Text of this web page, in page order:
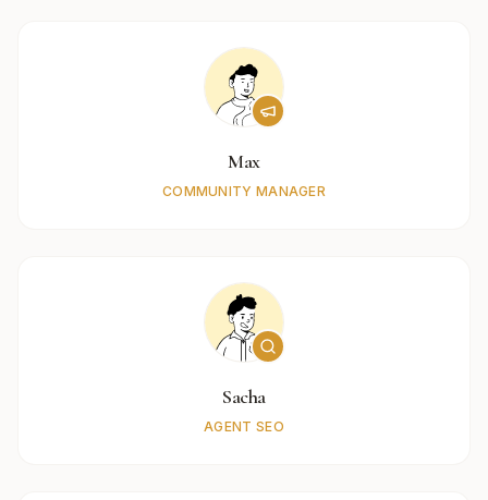
Max
COMMUNITY MANAGER
Sacha
AGENT SEO